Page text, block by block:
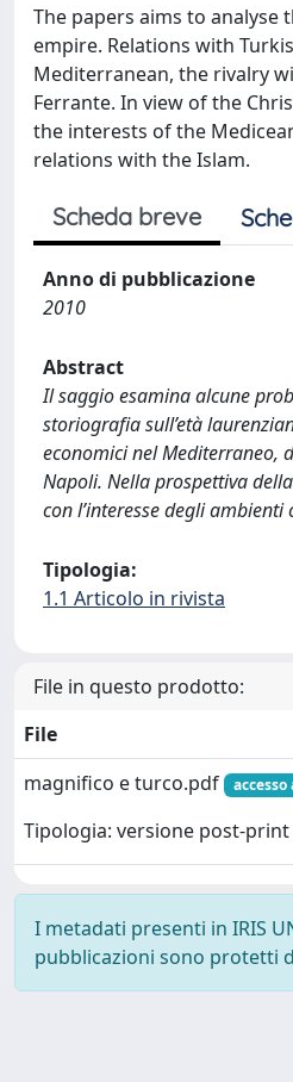
The papers aims to
empire. Relations with
Mediterranean, the rivalry
Ferrante. In view of the
the interests of the
relations with the Islam.
Scheda breve
Anno di pubblicazione
2010
Abstract
Il saggio esamina alcune
storiografia sull’età
economici nel Mediterraneo,
Napoli. Nella prospettiva
con l’interesse degli
Tipologia:
1.1 Articolo in rivista
File in questo prodotto:
File
magnifico e turco.pdf
Tipologia: versione post-print
I metadati presenti in IRIS
pubblicazioni sono protetti